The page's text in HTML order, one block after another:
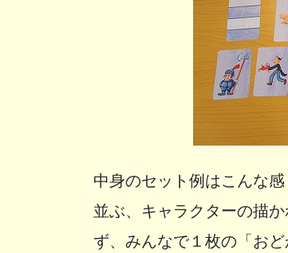
中身のセット例はこんな
並ぶ、キャラクターの描
ず、みんなで１枚の「お